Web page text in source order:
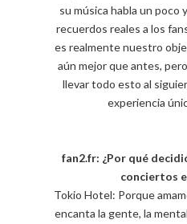
su música habla un poco
recuerdos reales a los
es realmente nuestro
aún mejor que antes,
llevar todo esto al
experiencia
fan2.fr: ¿Por qué
conciertos
Tokio Hotel: Porque
encanta la gente, la